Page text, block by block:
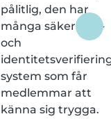
pålitlig, den har
många säkerhets-
och
system som får
medlemmar att
känna sig trygga.